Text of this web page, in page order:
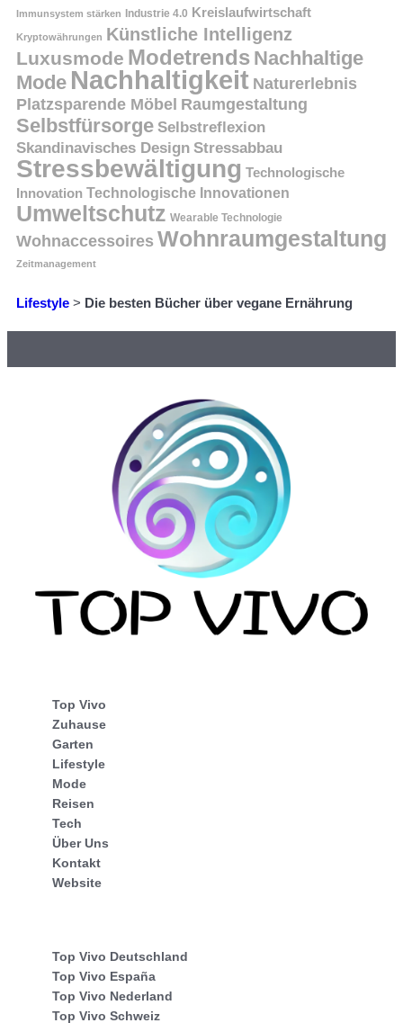
Immunsystem stärken Industrie 4.0 Kreislaufwirtschaft
Kryptowährungen Künstliche Intelligenz
Luxusmode Modetrends Nachhaltige
Mode Nachhaltigkeit Naturerlebnis
Platzsparende Möbel Raumgestaltung
Selbstfürsorge Selbstreflexion
Skandinavisches Design Stressabbau
Stressbewältigung Technologische
Innovation Technologische Innovationen
Umweltschutz Wearable Technologie
Wohnaccessoires Wohnraumgestaltung
Zeitmanagement
Lifestyle > Die besten Bücher über vegane Ernährung
Top Vivo
Zuhause
Garten
Lifestyle
Mode
Reisen
Tech
Über Uns
Kontakt
Website
Top Vivo Deutschland
Top Vivo España
Top Vivo Nederland
Top Vivo Schweiz